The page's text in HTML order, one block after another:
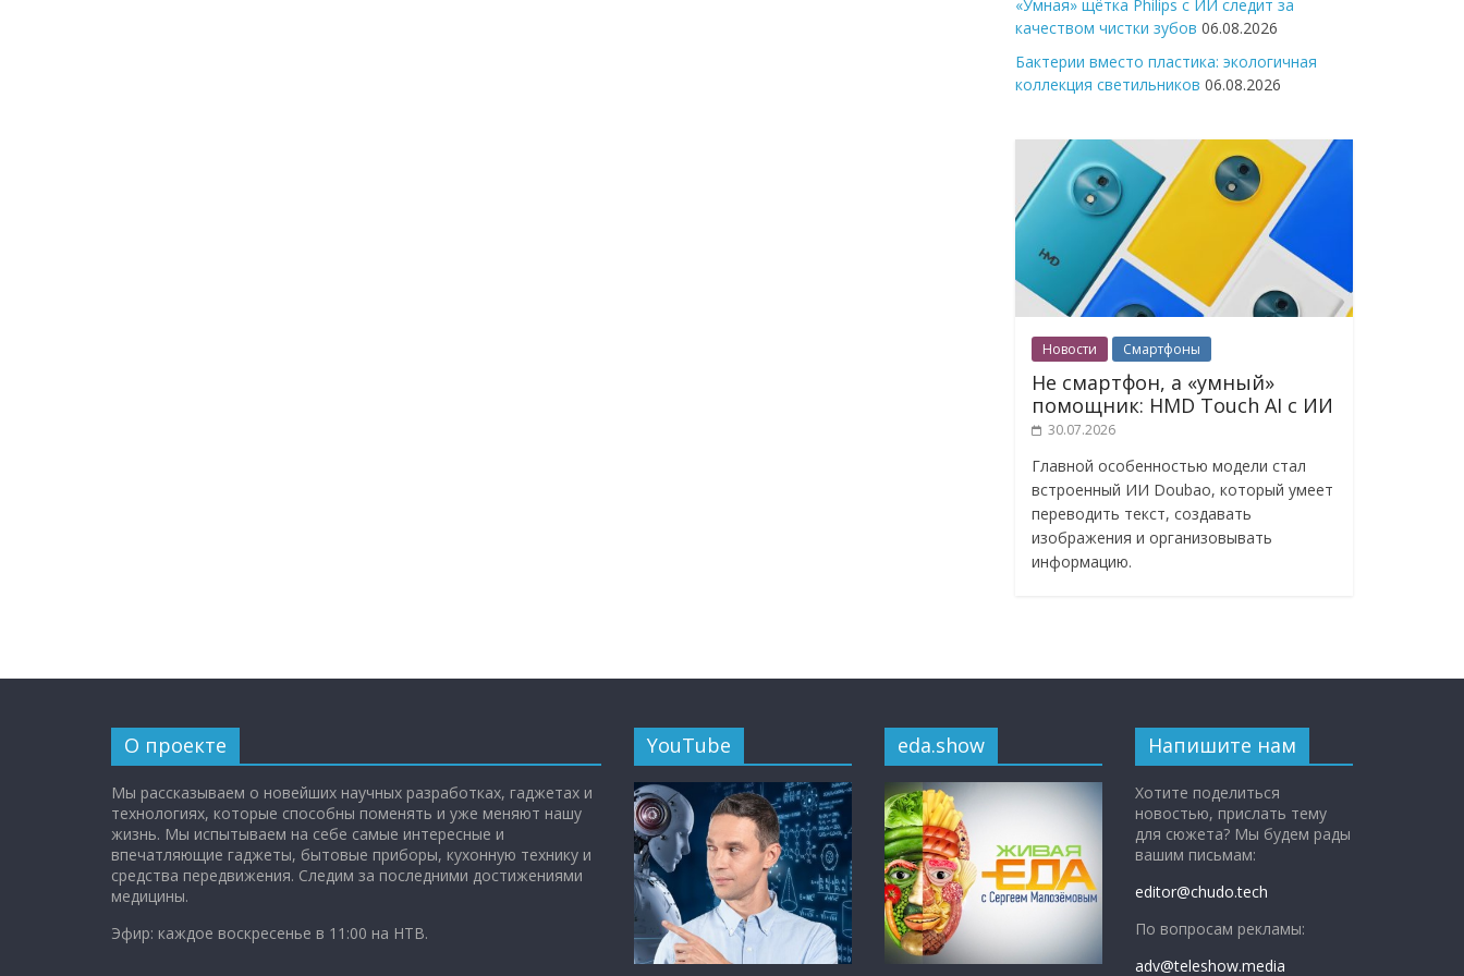
«Умная» щётка Philips с ИИ следит за
качеством чистки зубов 06.08.2026
Бактерии вместо пластика: экологичная
коллекция светильников 06.08.2026
Новости Смартфоны
Не смартфон, а «умный»
помощник: HMD Touch AI с ИИ
30.07.2026
Главной особенностью модели стал
встроенный ИИ Doubao, который умеет
переводить текст, создавать
изображения и организовывать
информацию.
О проекте
Мы рассказываем о новейших научных разработках, гаджетах и
технологиях, которые способны поменять и уже меняют нашу
жизнь. Мы испытываем на себе самые интересные и
впечатляющие гаджеты, бытовые приборы, кухонную технику и
средства передвижения. Следим за последними достижениями
медицины.
Эфир: каждое воскресенье в 11:00 на НТВ.
YouTube eda.show Напишите нам
Хотите поделиться
новостью, прислать тему
для сюжета? Мы будем рады
вашим письмам:
editor@chudo.tech
По вопросам рекламы:
adv@teleshow.media